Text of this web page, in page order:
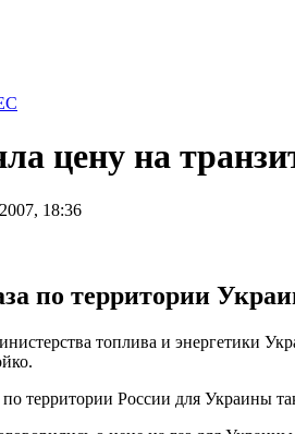
цену на
18:36
по территории
топлива и энергетики
по территории России для Украины